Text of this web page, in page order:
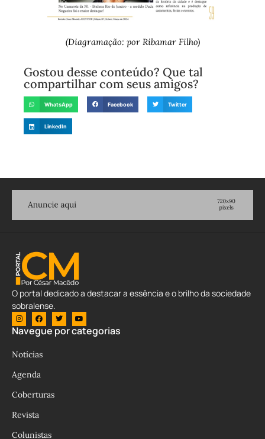
(Diagramação: por Ribamar Filho)
Gostou desse conteúdo? Que tal
compartilhar com seus amigos?
WhatsApp Facebook Twitter
LinkedIn
O portal dedicado a destacar a essência e o brilho da sociedade
sobralense.
Navegue por categorias
Notícias
Agenda
Coberturas
Revista
Colunistas